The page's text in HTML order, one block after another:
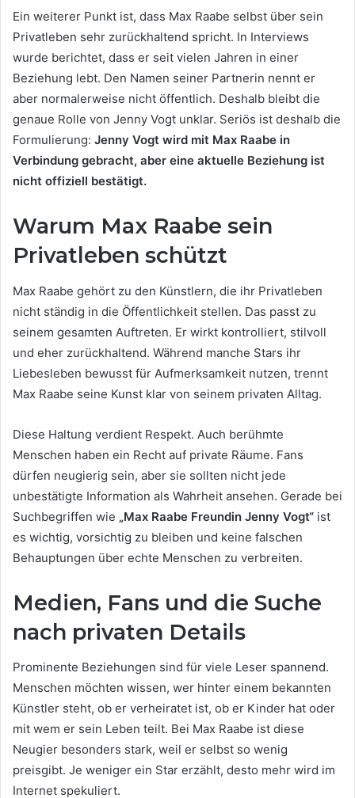
Ein weiterer Punkt ist, dass Max Raabe selbst über sein
Privatleben sehr zurückhaltend spricht. In Interviews
wurde berichtet, dass er seit vielen Jahren in einer
Beziehung lebt. Den Namen seiner Partnerin nennt er
aber normalerweise nicht öffentlich. Deshalb bleibt die
genaue Rolle von Jenny Vogt unklar. Seriös ist deshalb die
Formulierung: Jenny Vogt wird mit Max Raabe in
Verbindung gebracht, aber eine aktuelle Beziehung ist
nicht offiziell bestätigt.
Warum Max Raabe sein
Privatleben schützt
Max Raabe gehört zu den Künstlern, die ihr Privatleben
nicht ständig in die Öffentlichkeit stellen. Das passt zu
seinem gesamten Auftreten. Er wirkt kontrolliert, stilvoll
und eher zurückhaltend. Während manche Stars ihr
Liebesleben bewusst für Aufmerksamkeit nutzen, trennt
Max Raabe seine Kunst klar von seinem privaten Alltag.
Diese Haltung verdient Respekt. Auch berühmte
Menschen haben ein Recht auf private Räume. Fans
dürfen neugierig sein, aber sie sollten nicht jede
unbestätigte Information als Wahrheit ansehen. Gerade bei
Suchbegriffen wie „Max Raabe Freundin Jenny Vogt“ ist
es wichtig, vorsichtig zu bleiben und keine falschen
Behauptungen über echte Menschen zu verbreiten.
Medien, Fans und die Suche
nach privaten Details
Prominente Beziehungen sind für viele Leser spannend.
Menschen möchten wissen, wer hinter einem bekannten
Künstler steht, ob er verheiratet ist, ob er Kinder hat oder
mit wem er sein Leben teilt. Bei Max Raabe ist diese
Neugier besonders stark, weil er selbst so wenig
preisgibt. Je weniger ein Star erzählt, desto mehr wird im
Internet spekuliert.